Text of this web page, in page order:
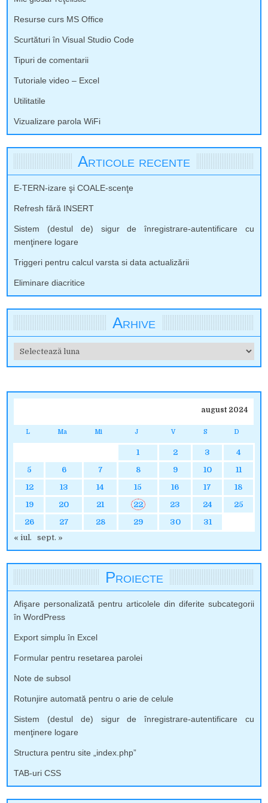
Resurse curs MS Office
Scurtături în Visual Studio Code
Tipuri de comentarii
Tutoriale video – Excel
Utilitatile
Vizualizare parola WiFi
Articole recente
E-TERN-izare şi COALE-scenţe
Refresh fără INSERT
Sistem (destul de) sigur de înregistrare-autentificare cu
menţinere logare
Triggeri pentru calcul varsta si data actualizării
Eliminare diacritice
Arhive
Arhive
august 2024
L Ma Mi J V S D
1 2 3
4
5
6 7 8 9 10
11
12
13 14 15 16 17
18
19
20 21 22 23 24
25
26
27 28 29 30
31
« iul.
sept. »
Proiecte
Afişare personalizată pentru articolele din diferite subcategorii
în WordPress
Export simplu în Excel
Formular pentru resetarea parolei
Note de subsol
Rotunjire automată pentru o arie de celule
Sistem (destul de) sigur de înregistrare-autentificare cu
menţinere logare
Structura pentru site „index.php”
TAB-uri CSS